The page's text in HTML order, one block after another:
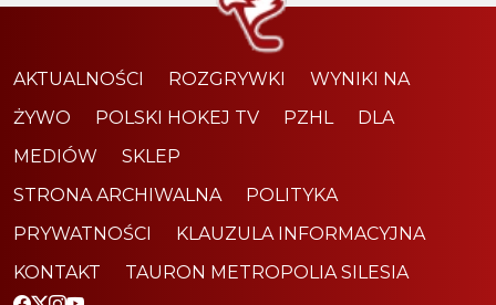
AKTUALNOŚCI ROZGRYWKI
WYNIKI NA
ŻYWO
POLSKI HOKEJ TV PZHL
DLA
MEDIÓW
SKLEP
STRONA ARCHIWALNA
POLITYKA
PRYWATNOŚCI
KLAUZULA INFORMACYJNA
KONTAKT
TAURON METROPOLIA SILESIA